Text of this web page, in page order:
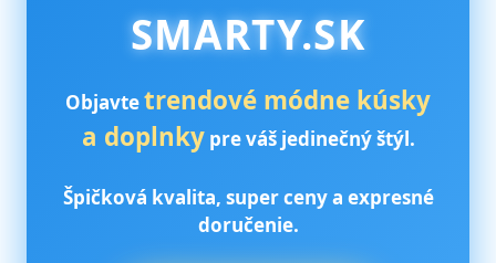
SMARTY.SK
Objavtetrendové módne kúsky
a doplnkypre váš jedinečný štýl.
Špičková kvalita, super ceny a expresné
doručenie.